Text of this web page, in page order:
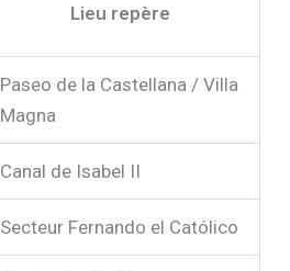
Lieu repère
Paseo de la Castellana / Villa
Magna
Canal de Isabel II
Secteur Fernando el Católico